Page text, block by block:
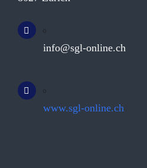
info@sgl-online.ch
www.sgl-online.ch